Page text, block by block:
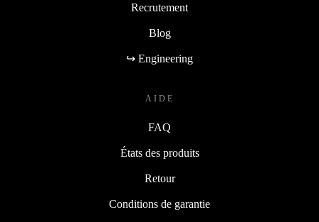
Recrutement
Blog
↪ Engineering
AIDE
FAQ
États des produits
Retour
Conditions de garantie